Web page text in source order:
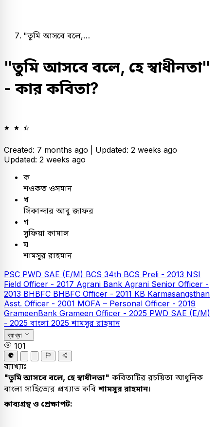
"তুমি আসবে বলে,…
"তুমি আসবে বলে, হে স্বাধীনতা"
- কার কবিতা?
Created: 7 months ago | Updated: 2 weeks ago
Updated: 2 weeks ago
ক
শওকত ওসমান
খ
সিকান্দার আবু জাফর
গ
সুফিয়া কামাল
ঘ
শামসুর রাহমান
PSC PWD SAE (E/M) BCS 34th BCS Preli - 2013 NSI
Field Officer - 2017 Agrani Bank Agrani Senior Officer -
2013 BHBFC BHBFC Officer - 2011 KB Karmasangsthan
Asst. Officer - 2001 MOFA – Personal Officer - 2019
GrameenBank Grameen Officer - 2025 PWD SAE (E/M)
- 2025 বাংলা 2025শামসুর রাহমান
ব্যাখ্যা
101
ব্যাখ্যাঃ
"তুমি আসবে বলে, হে স্বাধীনতা" কবিতাটির রচয়িতা আধুনিক
বাংলা সাহিত্যের প্রখ্যাত কবি শামসুর রাহমান।
কাব্যগ্রন্থ ও প্রেক্ষাপট: